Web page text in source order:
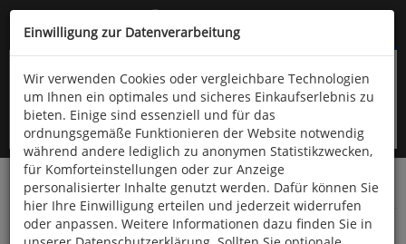
Kompletten Head der Seite überspringen
oder (06766) 9323-960
Startseite Bücher Literatur Sprachwissenschaften
Basar der Bildungslücken
Einwilligung zur Datenverarbeitung
Wir verwenden Cookies oder vergleichbare Technologien
um Ihnen ein optimales und sicheres Einkaufserlebnis zu
bieten. Einige sind essenziell und für das
ordnungsgemäße Funktionieren der Website notwendig
während andere lediglich zu anonymen Statistikzwecken,
für Komforteinstellungen oder zur Anzeige
personalisierter Inhalte genutzt werden. Dafür können Sie
hier Ihre Einwilligung erteilen und jederzeit widerrufen
oder anpassen. Weitere Informationen dazu finden Sie in